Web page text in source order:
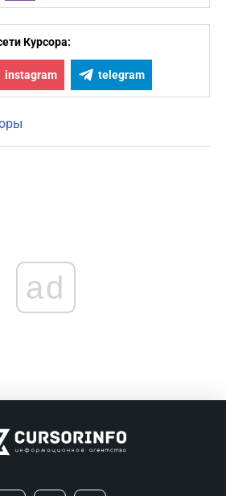
Курсора:
instagram telegram
ad